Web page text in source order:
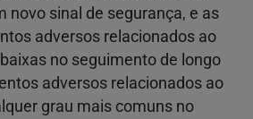
novo sinal de segurança, e as
adversos relacionados ao
no seguimento de longo
adversos relacionados ao
grau mais comuns no